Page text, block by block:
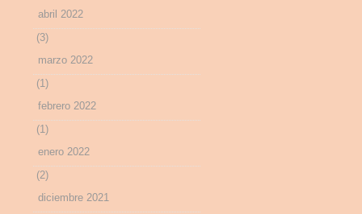
abril 2022
(3)
marzo 2022
(1)
febrero 2022
(1)
enero 2022
(2)
diciembre 2021